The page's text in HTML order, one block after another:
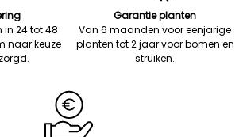
in 24 tot 48
naar keuze
Garantie planten
Van 6 maanden voor eenjarige
planten tot 2 jaar voor bomen en
struiken.